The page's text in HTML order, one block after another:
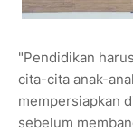
"Pendidikan
cita-cita anak-
mempersiapkan
sebelum